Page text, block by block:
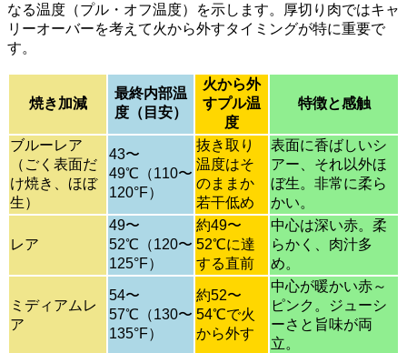
なる温度（プル・オフ温度）を示します。厚切り肉ではキャ
リーオーバーを考えて火から外すタイミングが特に重要で
す。
焼き加減
最終内部温
度（目安）
火から外
すプル温
度
特徴と感触
ブルーレア
（ごく表面だ
け焼き、ほぼ
生）
43〜
49℃（110〜
120°F）
抜き取り
温度はそ
のままか
若干低め
表面に香ばしいシ
アー、それ以外ほ
ぼ生。非常に柔ら
かい。
レア
49〜
52℃（120〜
125°F）
約49〜
52℃に達
する直前
中心は深い赤。柔
らかく、肉汁多
め。
ミディアムレ
ア
54〜
57℃（130〜
135°F）
約52〜
54℃で火
から外す
中心が暖かい赤～
ピンク。ジューシ
ーさと旨味が両
立。